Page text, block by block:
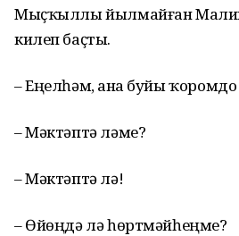
Мыҫҡыллы йылмайған
килеп баҫты.
– Еңелһәм, аҙна буйы
– Мәктәптә ләме?
– Мәктәптә лә!
– Өйөңдә лә һөртмәй­һеңме?